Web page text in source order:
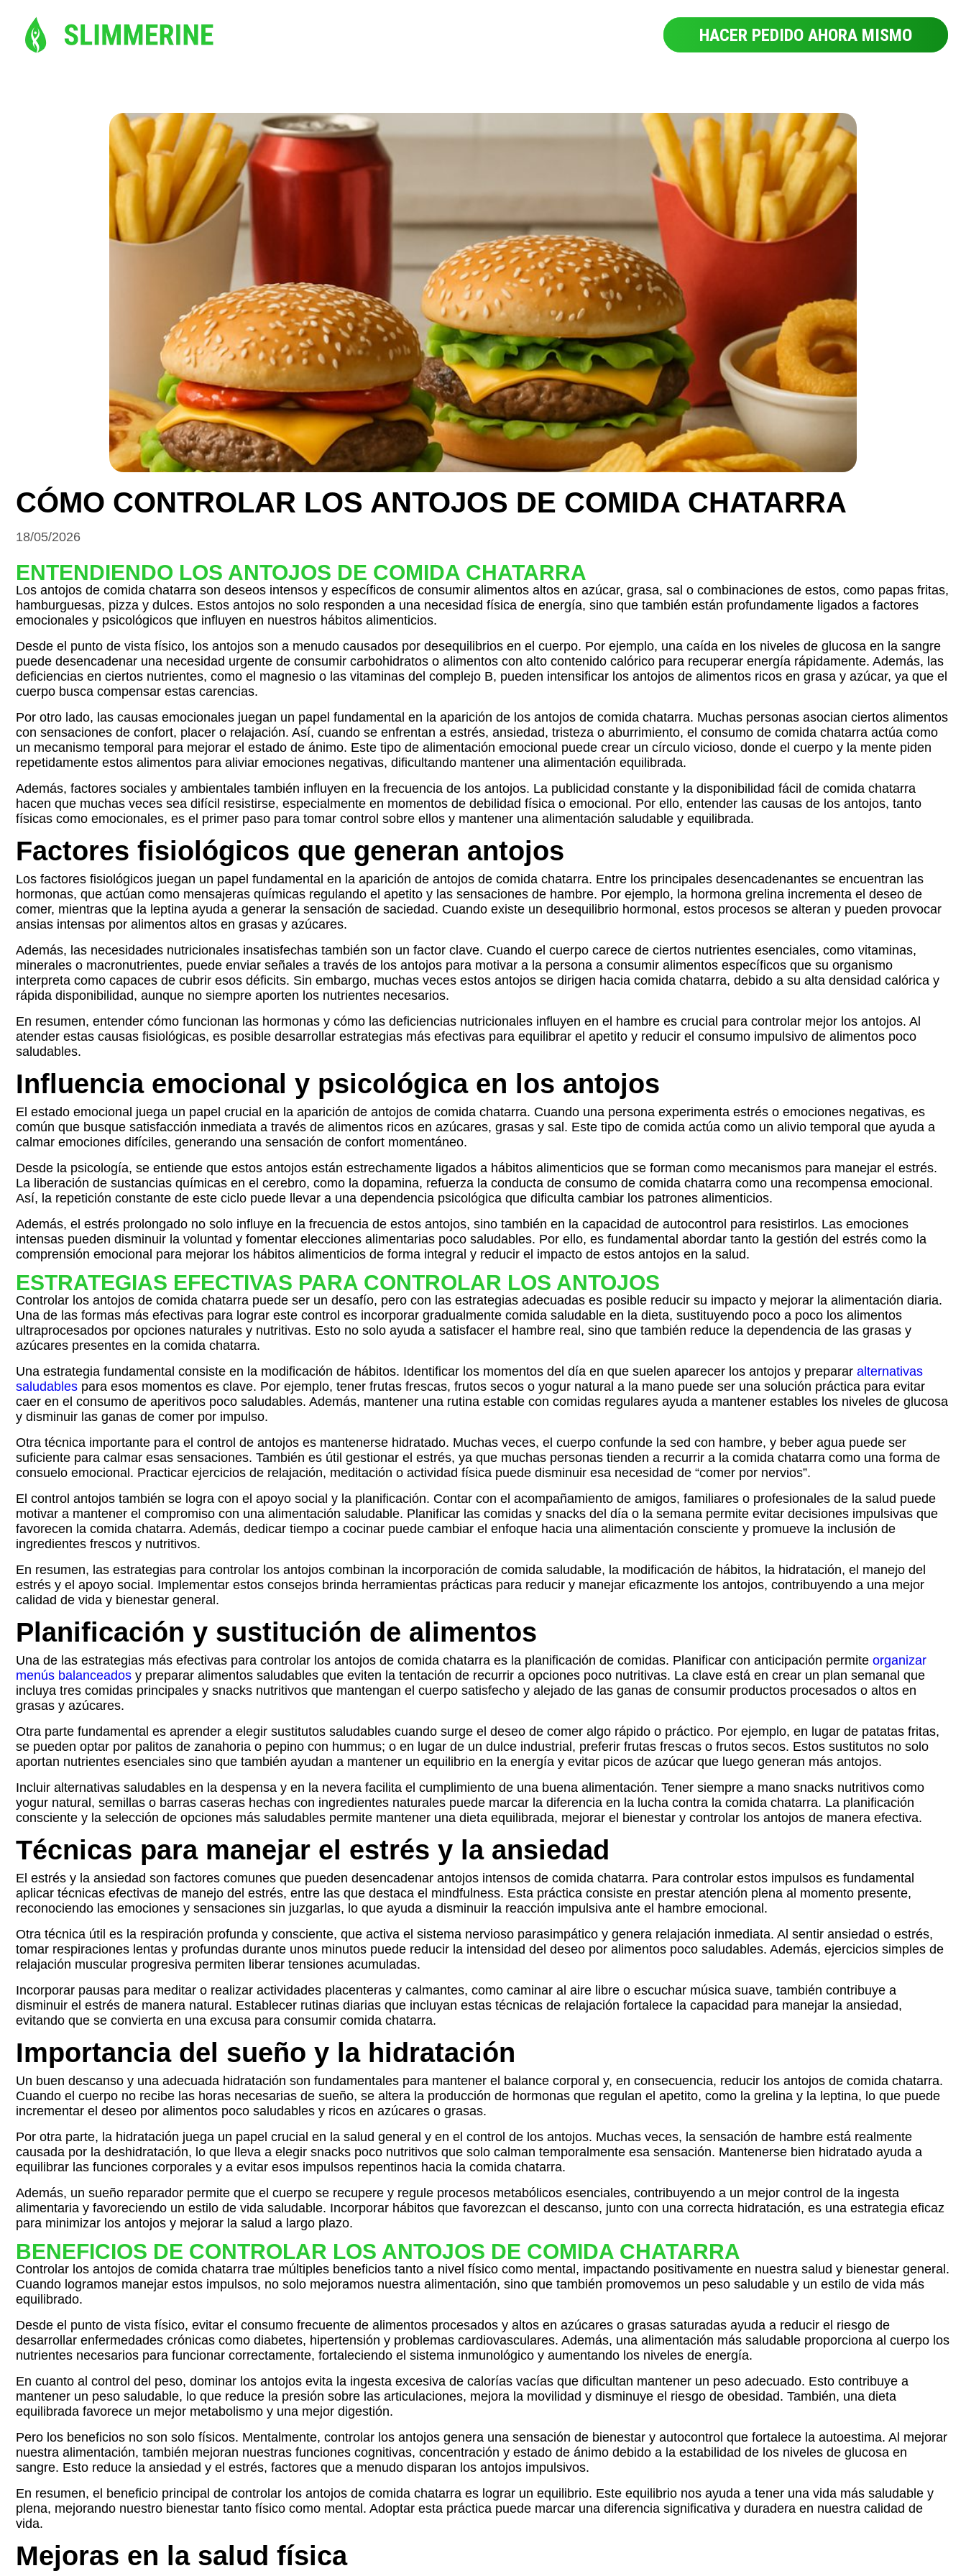
HACER PEDIDO AHORA MISMO
CÓMO CONTROLAR LOS ANTOJOS DE COMIDA CHATARRA
18/05/2026
ENTENDIENDO LOS ANTOJOS DE COMIDA CHATARRA
Los antojos de comida chatarra son deseos intensos y específicos de consumir alimentos altos en azúcar, grasa, sal o combinaciones de estos, como papas fritas,
hamburguesas, pizza y dulces. Estos antojos no solo responden a una necesidad física de energía, sino que también están profundamente ligados a factores
emocionales y psicológicos que influyen en nuestros hábitos alimenticios.
Desde el punto de vista físico, los antojos son a menudo causados por desequilibrios en el cuerpo. Por ejemplo, una caída en los niveles de glucosa en la sangre
puede desencadenar una necesidad urgente de consumir carbohidratos o alimentos con alto contenido calórico para recuperar energía rápidamente. Además, las
deficiencias en ciertos nutrientes, como el magnesio o las vitaminas del complejo B, pueden intensificar los antojos de alimentos ricos en grasa y azúcar, ya que el
cuerpo busca compensar estas carencias.
Por otro lado, las causas emocionales juegan un papel fundamental en la aparición de los antojos de comida chatarra. Muchas personas asocian ciertos alimentos
con sensaciones de confort, placer o relajación. Así, cuando se enfrentan a estrés, ansiedad, tristeza o aburrimiento, el consumo de comida chatarra actúa como
un mecanismo temporal para mejorar el estado de ánimo. Este tipo de alimentación emocional puede crear un círculo vicioso, donde el cuerpo y la mente piden
repetidamente estos alimentos para aliviar emociones negativas, dificultando mantener una alimentación equilibrada.
Además, factores sociales y ambientales también influyen en la frecuencia de los antojos. La publicidad constante y la disponibilidad fácil de comida chatarra
hacen que muchas veces sea difícil resistirse, especialmente en momentos de debilidad física o emocional. Por ello, entender las causas de los antojos, tanto
físicas como emocionales, es el primer paso para tomar control sobre ellos y mantener una alimentación saludable y equilibrada.
Factores fisiológicos que generan antojos
Los factores fisiológicos juegan un papel fundamental en la aparición de antojos de comida chatarra. Entre los principales desencadenantes se encuentran las
hormonas, que actúan como mensajeras químicas regulando el apetito y las sensaciones de hambre. Por ejemplo, la hormona grelina incrementa el deseo de
comer, mientras que la leptina ayuda a generar la sensación de saciedad. Cuando existe un desequilibrio hormonal, estos procesos se alteran y pueden provocar
ansias intensas por alimentos altos en grasas y azúcares.
Además, las necesidades nutricionales insatisfechas también son un factor clave. Cuando el cuerpo carece de ciertos nutrientes esenciales, como vitaminas,
minerales o macronutrientes, puede enviar señales a través de los antojos para motivar a la persona a consumir alimentos específicos que su organismo
interpreta como capaces de cubrir esos déficits. Sin embargo, muchas veces estos antojos se dirigen hacia comida chatarra, debido a su alta densidad calórica y
rápida disponibilidad, aunque no siempre aporten los nutrientes necesarios.
En resumen, entender cómo funcionan las hormonas y cómo las deficiencias nutricionales influyen en el hambre es crucial para controlar mejor los antojos. Al
atender estas causas fisiológicas, es posible desarrollar estrategias más efectivas para equilibrar el apetito y reducir el consumo impulsivo de alimentos poco
saludables.
Influencia emocional y psicológica en los antojos
El estado emocional juega un papel crucial en la aparición de antojos de comida chatarra. Cuando una persona experimenta estrés o emociones negativas, es
común que busque satisfacción inmediata a través de alimentos ricos en azúcares, grasas y sal. Este tipo de comida actúa como un alivio temporal que ayuda a
calmar emociones difíciles, generando una sensación de confort momentáneo.
Desde la psicología, se entiende que estos antojos están estrechamente ligados a hábitos alimenticios que se forman como mecanismos para manejar el estrés.
La liberación de sustancias químicas en el cerebro, como la dopamina, refuerza la conducta de consumo de comida chatarra como una recompensa emocional.
Así, la repetición constante de este ciclo puede llevar a una dependencia psicológica que dificulta cambiar los patrones alimenticios.
Además, el estrés prolongado no solo influye en la frecuencia de estos antojos, sino también en la capacidad de autocontrol para resistirlos. Las emociones
intensas pueden disminuir la voluntad y fomentar elecciones alimentarias poco saludables. Por ello, es fundamental abordar tanto la gestión del estrés como la
comprensión emocional para mejorar los hábitos alimenticios de forma integral y reducir el impacto de estos antojos en la salud.
ESTRATEGIAS EFECTIVAS PARA CONTROLAR LOS ANTOJOS
Controlar los antojos de comida chatarra puede ser un desafío, pero con las estrategias adecuadas es posible reducir su impacto y mejorar la alimentación diaria.
Una de las formas más efectivas para lograr este control es incorporar gradualmente comida saludable en la dieta, sustituyendo poco a poco los alimentos
ultraprocesados por opciones naturales y nutritivas. Esto no solo ayuda a satisfacer el hambre real, sino que también reduce la dependencia de las grasas y
azúcares presentes en la comida chatarra.
Una estrategia fundamental consiste en la modificación de hábitos. Identificar los momentos del día en que suelen aparecer los antojos y preparar alternativas
saludables para esos momentos es clave. Por ejemplo, tener frutas frescas, frutos secos o yogur natural a la mano puede ser una solución práctica para evitar
caer en el consumo de aperitivos poco saludables. Además, mantener una rutina estable con comidas regulares ayuda a mantener estables los niveles de glucosa
y disminuir las ganas de comer por impulso.
Otra técnica importante para el control de antojos es mantenerse hidratado. Muchas veces, el cuerpo confunde la sed con hambre, y beber agua puede ser
suficiente para calmar esas sensaciones. También es útil gestionar el estrés, ya que muchas personas tienden a recurrir a la comida chatarra como una forma de
consuelo emocional. Practicar ejercicios de relajación, meditación o actividad física puede disminuir esa necesidad de “comer por nervios”.
El control antojos también se logra con el apoyo social y la planificación. Contar con el acompañamiento de amigos, familiares o profesionales de la salud puede
motivar a mantener el compromiso con una alimentación saludable. Planificar las comidas y snacks del día o la semana permite evitar decisiones impulsivas que
favorecen la comida chatarra. Además, dedicar tiempo a cocinar puede cambiar el enfoque hacia una alimentación consciente y promueve la inclusión de
ingredientes frescos y nutritivos.
En resumen, las estrategias para controlar los antojos combinan la incorporación de comida saludable, la modificación de hábitos, la hidratación, el manejo del
estrés y el apoyo social. Implementar estos consejos brinda herramientas prácticas para reducir y manejar eficazmente los antojos, contribuyendo a una mejor
calidad de vida y bienestar general.
Planificación y sustitución de alimentos
Una de las estrategias más efectivas para controlar los antojos de comida chatarra es la planificación de comidas. Planificar con anticipación permite organizar
menús balanceados y preparar alimentos saludables que eviten la tentación de recurrir a opciones poco nutritivas. La clave está en crear un plan semanal que
incluya tres comidas principales y snacks nutritivos que mantengan el cuerpo satisfecho y alejado de las ganas de consumir productos procesados o altos en
grasas y azúcares.
Otra parte fundamental es aprender a elegir sustitutos saludables cuando surge el deseo de comer algo rápido o práctico. Por ejemplo, en lugar de patatas fritas,
se pueden optar por palitos de zanahoria o pepino con hummus; o en lugar de un dulce industrial, preferir frutas frescas o frutos secos. Estos sustitutos no solo
aportan nutrientes esenciales sino que también ayudan a mantener un equilibrio en la energía y evitar picos de azúcar que luego generan más antojos.
Incluir alternativas saludables en la despensa y en la nevera facilita el cumplimiento de una buena alimentación. Tener siempre a mano snacks nutritivos como
yogur natural, semillas o barras caseras hechas con ingredientes naturales puede marcar la diferencia en la lucha contra la comida chatarra. La planificación
consciente y la selección de opciones más saludables permite mantener una dieta equilibrada, mejorar el bienestar y controlar los antojos de manera efectiva.
Técnicas para manejar el estrés y la ansiedad
El estrés y la ansiedad son factores comunes que pueden desencadenar antojos intensos de comida chatarra. Para controlar estos impulsos es fundamental
aplicar técnicas efectivas de manejo del estrés, entre las que destaca el mindfulness. Esta práctica consiste en prestar atención plena al momento presente,
reconociendo las emociones y sensaciones sin juzgarlas, lo que ayuda a disminuir la reacción impulsiva ante el hambre emocional.
Otra técnica útil es la respiración profunda y consciente, que activa el sistema nervioso parasimpático y genera relajación inmediata. Al sentir ansiedad o estrés,
tomar respiraciones lentas y profundas durante unos minutos puede reducir la intensidad del deseo por alimentos poco saludables. Además, ejercicios simples de
relajación muscular progresiva permiten liberar tensiones acumuladas.
Incorporar pausas para meditar o realizar actividades placenteras y calmantes, como caminar al aire libre o escuchar música suave, también contribuye a
disminuir el estrés de manera natural. Establecer rutinas diarias que incluyan estas técnicas de relajación fortalece la capacidad para manejar la ansiedad,
evitando que se convierta en una excusa para consumir comida chatarra.
Importancia del sueño y la hidratación
Un buen descanso y una adecuada hidratación son fundamentales para mantener el balance corporal y, en consecuencia, reducir los antojos de comida chatarra.
Cuando el cuerpo no recibe las horas necesarias de sueño, se altera la producción de hormonas que regulan el apetito, como la grelina y la leptina, lo que puede
incrementar el deseo por alimentos poco saludables y ricos en azúcares o grasas.
Por otra parte, la hidratación juega un papel crucial en la salud general y en el control de los antojos. Muchas veces, la sensación de hambre está realmente
causada por la deshidratación, lo que lleva a elegir snacks poco nutritivos que solo calman temporalmente esa sensación. Mantenerse bien hidratado ayuda a
equilibrar las funciones corporales y a evitar esos impulsos repentinos hacia la comida chatarra.
Además, un sueño reparador permite que el cuerpo se recupere y regule procesos metabólicos esenciales, contribuyendo a un mejor control de la ingesta
alimentaria y favoreciendo un estilo de vida saludable. Incorporar hábitos que favorezcan el descanso, junto con una correcta hidratación, es una estrategia eficaz
para minimizar los antojos y mejorar la salud a largo plazo.
BENEFICIOS DE CONTROLAR LOS ANTOJOS DE COMIDA CHATARRA
Controlar los antojos de comida chatarra trae múltiples beneficios tanto a nivel físico como mental, impactando positivamente en nuestra salud y bienestar general.
Cuando logramos manejar estos impulsos, no solo mejoramos nuestra alimentación, sino que también promovemos un peso saludable y un estilo de vida más
equilibrado.
Desde el punto de vista físico, evitar el consumo frecuente de alimentos procesados y altos en azúcares o grasas saturadas ayuda a reducir el riesgo de
desarrollar enfermedades crónicas como diabetes, hipertensión y problemas cardiovasculares. Además, una alimentación más saludable proporciona al cuerpo los
nutrientes necesarios para funcionar correctamente, fortaleciendo el sistema inmunológico y aumentando los niveles de energía.
En cuanto al control del peso, dominar los antojos evita la ingesta excesiva de calorías vacías que dificultan mantener un peso adecuado. Esto contribuye a
mantener un peso saludable, lo que reduce la presión sobre las articulaciones, mejora la movilidad y disminuye el riesgo de obesidad. También, una dieta
equilibrada favorece un mejor metabolismo y una mejor digestión.
Pero los beneficios no son solo físicos. Mentalmente, controlar los antojos genera una sensación de bienestar y autocontrol que fortalece la autoestima. Al mejorar
nuestra alimentación, también mejoran nuestras funciones cognitivas, concentración y estado de ánimo debido a la estabilidad de los niveles de glucosa en
sangre. Esto reduce la ansiedad y el estrés, factores que a menudo disparan los antojos impulsivos.
En resumen, el beneficio principal de controlar los antojos de comida chatarra es lograr un equilibrio. Este equilibrio nos ayuda a tener una vida más saludable y
plena, mejorando nuestro bienestar tanto físico como mental. Adoptar esta práctica puede marcar una diferencia significativa y duradera en nuestra calidad de
vida.
Mejoras en la salud física